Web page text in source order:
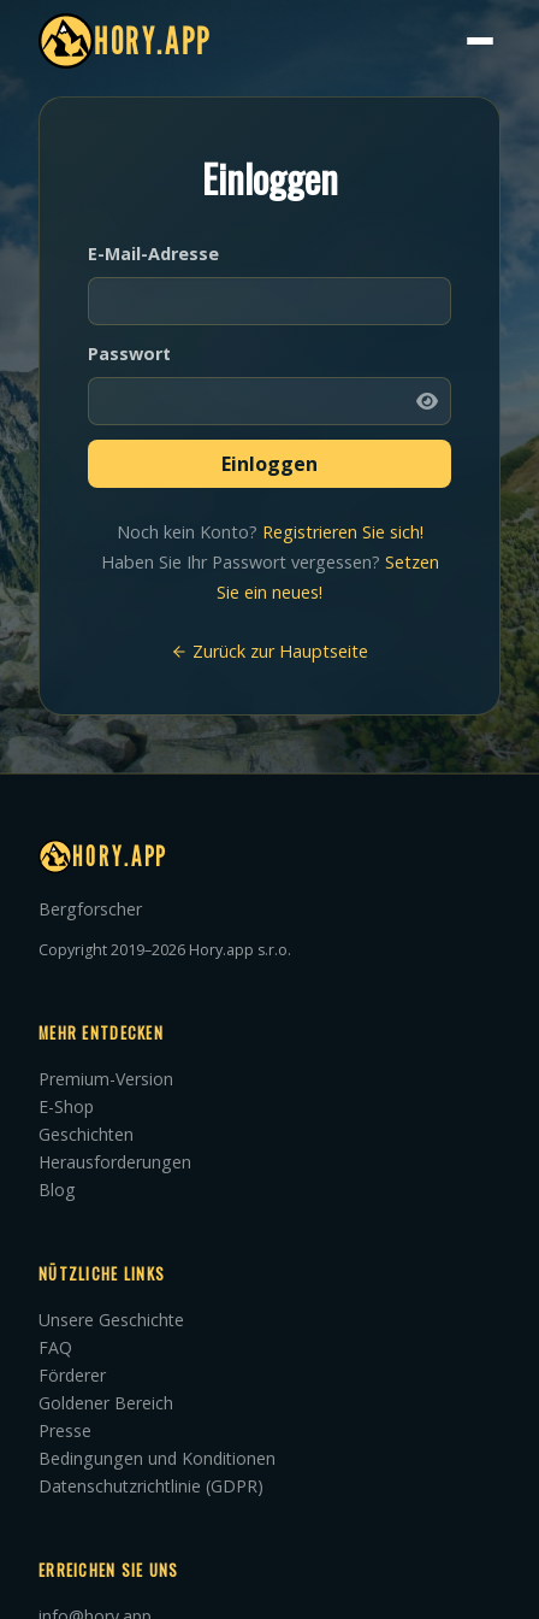
HORY.APP
Einloggen
E-Mail-Adresse
Passwort
Noch kein Konto? Registrieren Sie sich!
Haben Sie Ihr Passwort vergessen? Setzen
Sie ein neues!
Zurück zur Hauptseite
HORY.APP
Bergforscher
Copyright 2019–2026 Hory.app s.r.o.
MEHR ENTDECKEN
Premium-Version
E-Shop
Geschichten
Herausforderungen
Blog
NÜTZLICHE LINKS
Unsere Geschichte
FAQ
Förderer
Goldener Bereich
Presse
Bedingungen und Konditionen
Datenschutzrichtlinie (GDPR)
ERREICHEN SIE UNS